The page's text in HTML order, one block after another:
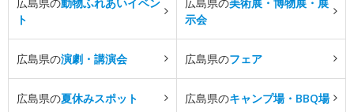
ト
示会
広島県の演劇・講演会 広島県のフェア
広島県の夏休みスポット 広島県のキャンプ場・BBQ場